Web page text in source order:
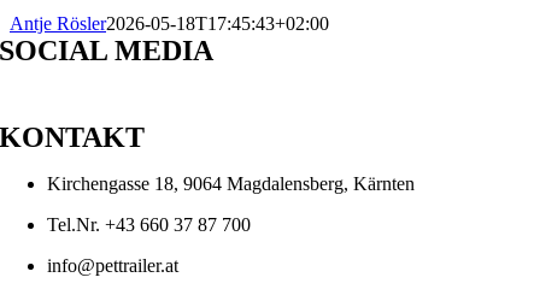
Antje Rösler2026-05-18T17:45:43+02:00
SOCIAL MEDIA
KONTAKT
Kirchengasse 18, 9064 Magdalensberg, Kärnten
Tel.Nr. +43 660 37 87 700
info@pettrailer.at